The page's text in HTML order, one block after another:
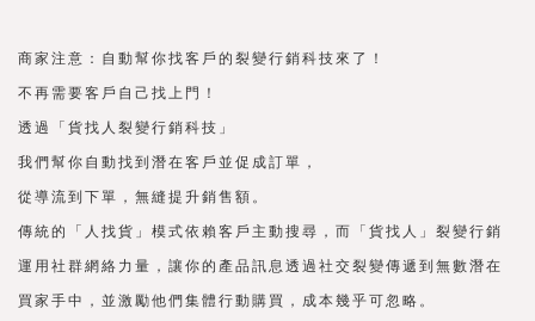
商家注意：自動幫你找客戶的裂變行銷科技來了！
不再需要客戶自己找上門！
透過「貨找人裂變行銷科技」
我們幫你自動找到潛在客戶並促成訂單，
從導流到下單，無縫提升銷售額。
傳統的「人找貨」模式依賴客戶主動搜尋，而「貨找人」裂變行銷
運用社群網絡力量，讓你的產品訊息透過社交裂變傳遞到無數潛在
買家手中，並激勵他們集體行動購買，成本幾乎可忽略。